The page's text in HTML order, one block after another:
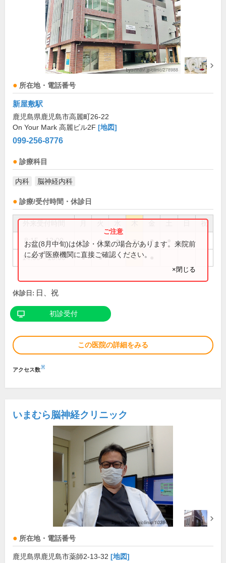
所在地・電話番号
新屋敷駅
鹿児島県鹿児島市高麗町26-22
On Your Mark 高麗ビル2F [地図]
099-256-8776
診療科目
内科 脳神経内科
診療/受付時間・休診日
祝
8:15～12:00 ● ● ● ● ●
14:00～18:00 ● ● ●
お盆(8月中旬)は休診・休業の場合があります。来院前
に必ず医療機関に直接ご確認ください。
×閉じる
休診日: 日、祝
初診受付
この医院の詳細をみる
アクセス数※
いまむら脳神経クリニック
所在地・電話番号
鹿児島県鹿児島市薬師2-13-32 [地図]